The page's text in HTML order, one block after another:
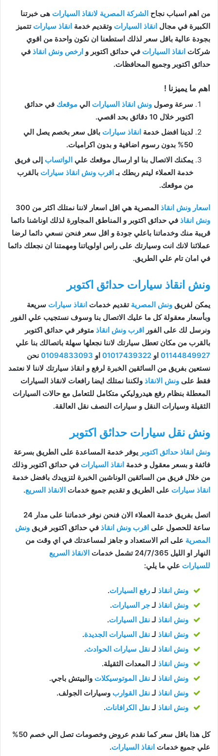
من اهم اسباب نجاح الشركة المصرية لانقاذ السيارات هى خبرتنا
الكبيرة في مجال انقاذ السيارات وتقديم خدمة انقاذ سيارات تتميز
بجودة عالية باقل سعر لذلك استطعنا ان نكون واحدة من اقوي
شركات انقاذ السيارات في حدائق اكتوبر و ارخص ونش انقاذ في
حدائق اكتوبر وجميع المحافظات.
اهم ما يميزنا !
سرعة وصول ونش انقاذ السيارات الي موقعك في حدائق
اكتوبر خلال 10 دقائق بحد اقصي.
لدينا افضل خدمة انقاذ سيارات باقل سعر بخصم يصل الي
50% بدون رسوم اضافية و بدون اكراميات.
يمكنك الاتصال بنا او ارسال موقعك علي الواتساب إلى فريق
خدمة العملاء ليتم ربطك بـ اقرب ونش انقاذ سيارات بالقرب
من موقعك.
اسعار ونش انقاذ المصرية هي اقل اسعار لاننا نمتلك اكثر من 300
ونش انقاذ في حدائق اكتوبر و المناطق المجاورة لذلك اوناشنا دائما
قريبة منك وخدماتنا باعلي جودة و اقل سعر فنحن نسعي دائما لرضا
عملائنا لانك انت وسيارتك على راس اولوياتنا ومهمتنا ان نجعلك دائما
في امان تام علي الطريق.
ونش انقاذ سيارات حدائق اكتوبر
يمكن لفريق ونش المصرية تقديم خدمات انقاذ سيارات سريعة
وبأسعار معقولة كل ما عليك الاتصال بنا وسوف نستجيب علي الفور
ونرسل لك على الفور اقرب ونش انقاذ متوفر في حدائق اكتوبر
بالقرب من مكان تعطل سيارتك لاننا نجعلها سهلة باتصالك بنا علي
01144849927 او 01017439322 او 01094833093 نحن
نستعين بفريق من السائقين الخبرة لرفع و انقاذ سيارتك لاننا لا نعتمد
فقط على ونش الانقاذ ولكننا نمتلك ايضا رافعات لانقاذ السيارات
المعطلة بنظام رفع هيدروليكي متكامل للتعامل مع حالات السيارات
الثقيلة وسيارات النقل و سيارات النصف نقل العالقة.
ونش نقل سيارات حدائق اكتوبر
ونش انقاذ حدائق اكتوبر يوفر خدمة المساعدة على الطريق بسرعة
فائفة و بسعر معقول و خدمة انقاذ السيارات في حدائق اكتوبر وذلك
من خلال فريق من السائقين الوناشين الخبرة لتزويدك بافضل خدمة
انقاذ سيارات على الطريق و تقديم جميع خدمات الانقاذ السريع.
اتصل بفريق خدمة العملاء الان فنحن نوفر خدماتنا على مدار 24
ساعة للحصول على اقرب ونش انقاذ في حدائق اكتوبر فريق ونش
المصرية على اتم الاستعداد و جاهز لمساعدتك في اي وقت من
النهار او الليل 24/7/365 تشمل خدمات
الانقاذ السريع
للسيارات علي ما يلي:
ونش انقاذ لـرفع السيارات.
ونش انقاذ لـجر السيارات.
ونش انقاذ لـنقل السيارات.
ونش انقاذ لـنقل السيارات الجديدة.
ونش انقاذ لـنقل سيارات الحوادث.
ونش انقاذ لـ المعدات الثقيلة.
ونش انقاذ لـنقل الموتوسيكلات والبيتش باجي.
ونش انقاذ لـنقل القوارب وسيارات الجولف.
ونش انقاذ لـنقل الكرافانات.
كل هذا باقل سعر كما نقدم عروض وخصومات تصل الي خصم 50%
علي جميع خدمات انقاذ السيارات.